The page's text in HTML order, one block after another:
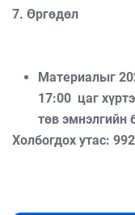
7. Өргөдөл
Материалыг
17:00 цаг
төв эмнэлгийн
Холбогдох утас: